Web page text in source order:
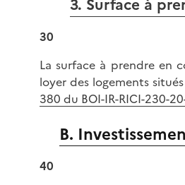
30
La surface à prendre en
loyer des logements
380 du BOI-IR-RICI-230-
B.
40